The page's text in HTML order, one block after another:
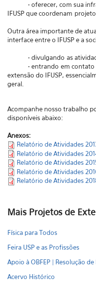
• oferecer, com sua
IFUSP que coordenam
Outra área importante de
interface entre o IFUSP e a
• divulgando as
• entrando em contato
extensão do IFUSP,
geral.
Acompanhe nosso trabalho
disponíveis abaixo:
Anexos:
Relatório de Atividades
Relatório de Atividades
Relatório de Atividades
Relatório de Atividades
Relatório de Atividades
Mais Projetos de
Física para Todos
Feira USP e as Profissões
Apoio à OBFEP | Resolução de
Acervo Histórico